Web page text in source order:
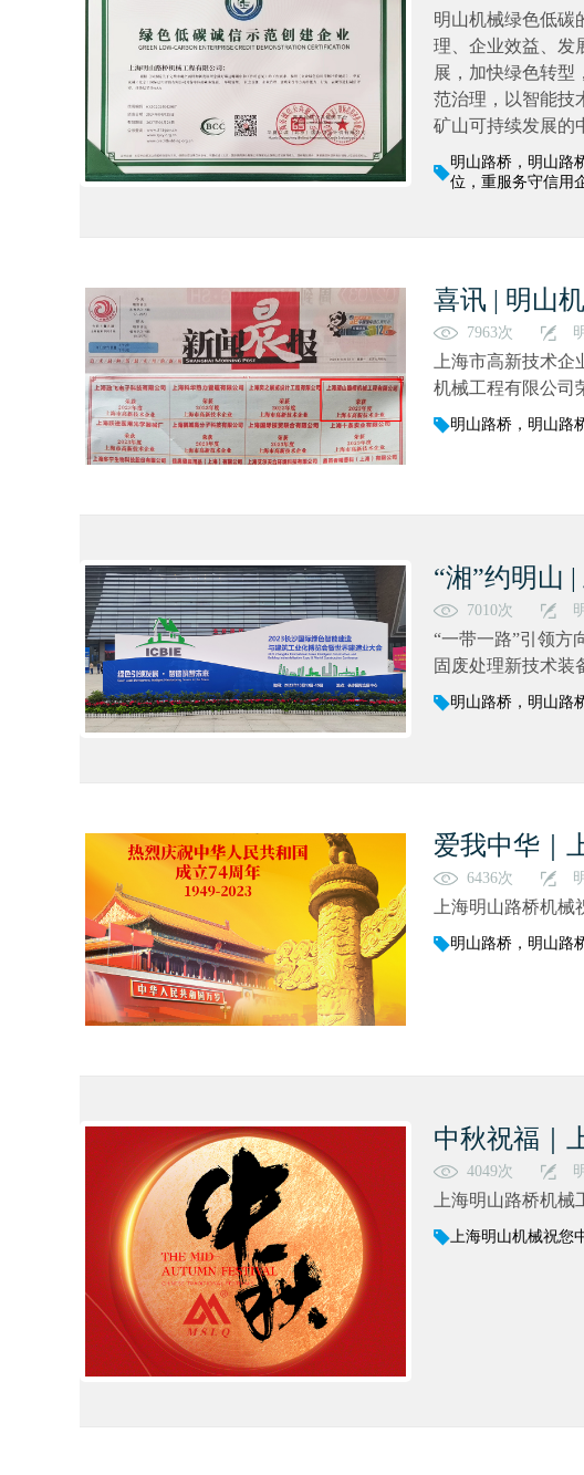
明山机械绿色低碳
理、企业效益、发
展，加快绿色转型
范治理，以智能技
矿山可持续发展的
明山路桥，明山路
位，重服务守信用
喜讯 | 明山
7963次
上海市高新技术
机械工程有限公司
明山路桥，明山路
“湘”约明山
7010次
“一带一路”引领方
固废处理新技术装
明山路桥，明山路
爱我中华｜
6436次
上海明山路桥机械
明山路桥，明山路
中秋祝福｜
4049次
上海明山路桥机
上海明山机械祝您